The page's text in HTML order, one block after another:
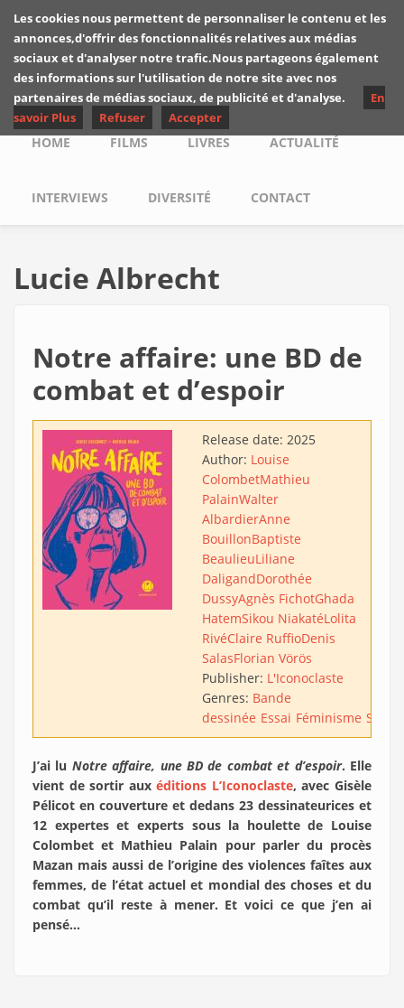
Skip to main content
Les critiques de
Yuyine
Main menu
HOME FILMS LIVRES ACTUALITÉ
INTERVIEWS DIVERSITÉ CONTACT
Lucie Albrecht
Notre affaire: une BD de
combat et d’espoir
Release date: 2025
Author: Louise
ColombetMathieu
PalainWalter
AlbardierAnne
BouillonBaptiste
BeaulieuLiliane
DaligandDorothée
DussyAgnès FichotGhada
HatemSikou NiakatéLolita
RivéClaire RuffioDenis
SalasFlorian Vörös
Publisher: L'Iconoclaste
Genres: Bande
dessinée Essai Féminisme
J’ai lu Notre affaire, une BD de combat et d’espoir. Elle
vient de sortir auxéditions L’Iconoclaste, avec Gisèle
Pélicot en couverture et dedans 23 dessinateurices et
12 expertes et experts sous la houlette de Louise
Colombet et Mathieu Palain pour parler du procès
Mazan mais aussi de l’origine des violences faîtes aux
femmes, de l’état actuel et mondial des choses et du
combat qu’il reste à mener. Et voici ce que j’en ai
pensé…
Les cookies nous permettent de personnaliser le contenu et les
annonces,d'offrir des fonctionnalités relatives aux médias
sociaux et d'analyser notre trafic.Nous partageons également
des informations sur l'utilisation de notre site avec nos
partenaires de médias sociaux, de publicité et d'analyse.
En
savoir Plus
Refuser Accepter